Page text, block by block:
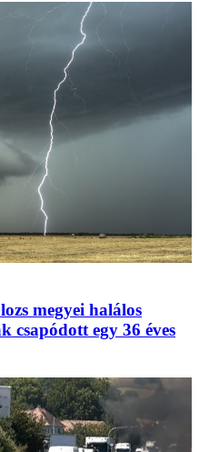
megyei halálos
csapódott egy 36 éves